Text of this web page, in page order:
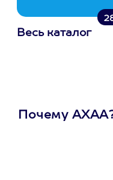
Весь каталог
Почему